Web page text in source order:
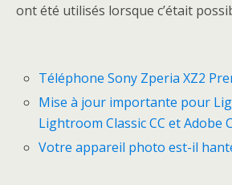
ont été utilisés lorsque c’était
Téléphone Sony Zperia XZ2
Mise à jour importante pour
Lightroom Classic CC et Adobe
Votre appareil photo est-il